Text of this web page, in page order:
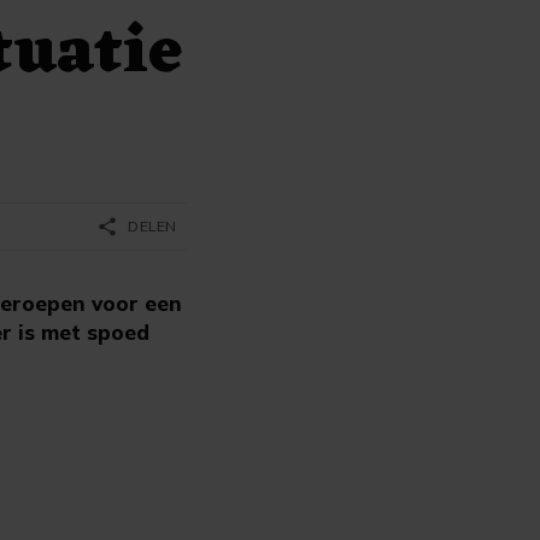
voor een
is met spoed
share DELEN